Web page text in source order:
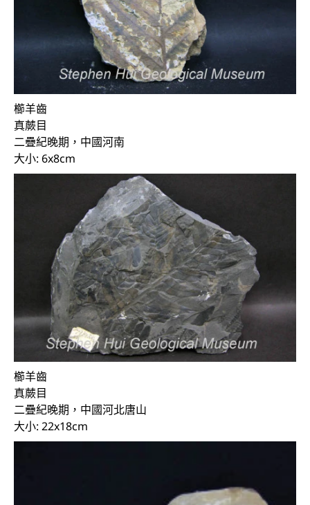
櫛羊齒
真蕨目
二疊紀晚期，中國河南
大小: 6x8cm
櫛羊齒
真蕨目
二疊紀晚期，中國河北唐山
大小: 22x18cm